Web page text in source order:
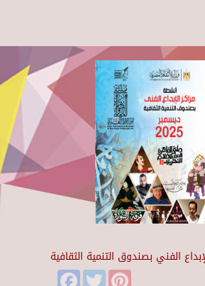
الفني بصندوق التنمية الثقافية
FacebookTwitter